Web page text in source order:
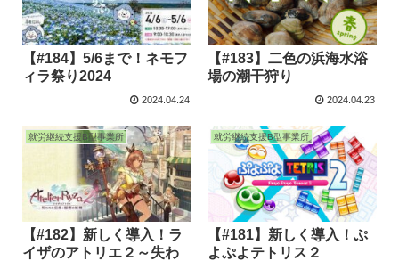
【#184】5/6まで！ネモフ
ィラ祭り2024
2024.04.24
【#183】二色の浜海水浴
場の潮干狩り
2024.04.23
就労継続支援B型事業所
【#182】新しく導入！ラ
イザのアトリエ２～失わ
就労継続支援B型事業所
【#181】新しく導入！ぷ
よぷよテトリス２